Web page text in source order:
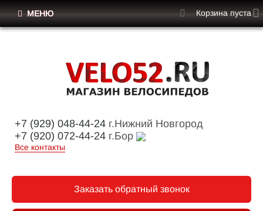
+7 (929) 048-44-24 г.Нижний Новгород
+7 (920) 072-44-24 г.Бор
Все контакты
Заказать обратный звонок
МЕНЮ Корзина пуста